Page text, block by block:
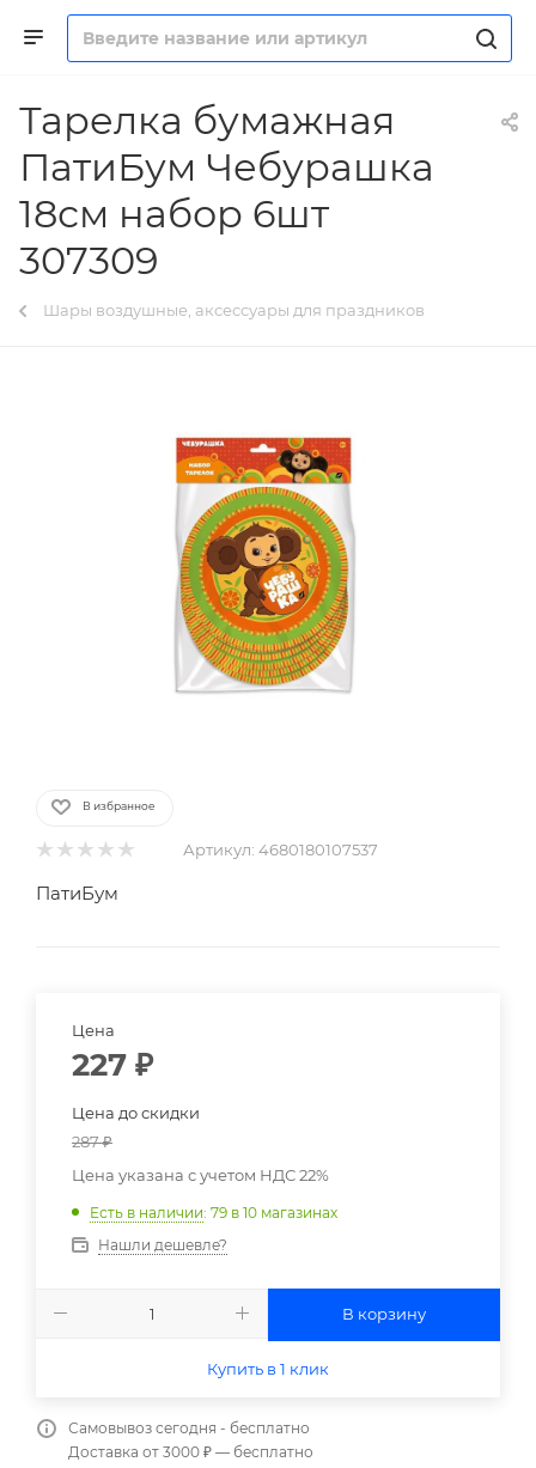
Тарелка бумажная
ПатиБум Чебурашка
18см набор 6шт
307309
Шары воздушные, аксессуары для праздников
В избранное
Артикул: 4680180107537
ПатиБум
Цена
227 ₽
Цена до скидки
287₽
Цена указана с учетом НДС 22%
Есть в наличии: 79 в 10 магазинах
Нашли дешевле?
В корзину
Купить в 1 клик
Самовывоз сегодня - бесплатно
Доставка от 3000 ₽ — бесплатно